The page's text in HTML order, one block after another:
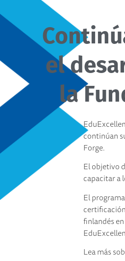
el
la
continúan
Forge.
El objetivo
capacitar a
El
finlandés
Lea más